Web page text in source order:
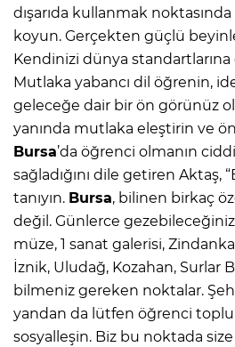
dışarıda kullanmak
koyun. Gerçekten güçlü
Kendinizi dünya
Mutlaka yabancı dil öğrenin,
geleceğe dair bir ön görünüz
yanında mutlaka eleştirin ve
Bursa’da öğrenci olmanın
sağladığını dile getiren Aktaş,
tanıyın. Bursa, bilinen birkaç
değil. Günlerce gezebileceğiniz
müze, 1 sanat galerisi,
İznik, Uludağ, Kozahan, Surlar
bilmeniz gereken noktalar.
yandan da lütfen öğrenci
sosyalleşin. Biz bu noktada